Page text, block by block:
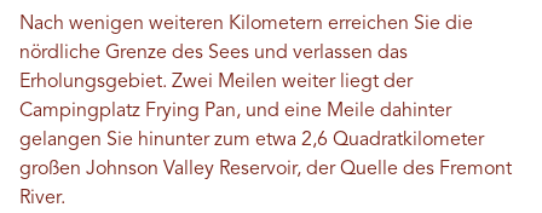
Nach wenigen weiteren Kilometern erreichen Sie die
nördliche Grenze des Sees und verlassen das
Erholungsgebiet. Zwei Meilen weiter liegt der
Campingplatz Frying Pan, und eine Meile dahinter
gelangen Sie hinunter zum etwa 2,6 Quadratkilometer
großen Johnson Valley Reservoir, der Quelle des Fremont
River.